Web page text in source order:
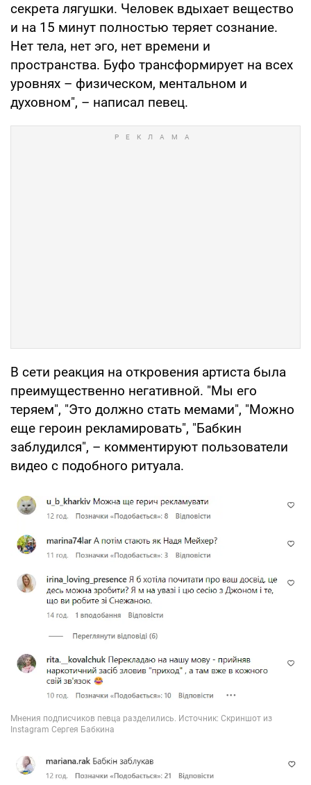
секрета лягушки. Человек вдыхает вещество
и на 15 минут полностью теряет сознание.
Нет тела, нет эго, нет времени и
пространства. Буфо трансформирует на всех
уровнях – физическом, ментальном и
духовном", – написал певец.
В сети реакция на откровения артиста была
преимущественно негативной. "Мы его
теряем", "Это должно стать мемами", "Можно
еще героин рекламировать", "Бабкин
заблудился", – комментируют пользователи
видео с подобного ритуала.